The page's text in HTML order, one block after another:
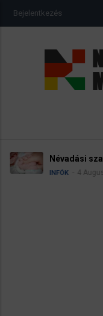
USER
ACCOUNT
Bejelentkezés
Névadási
INFÓK 4